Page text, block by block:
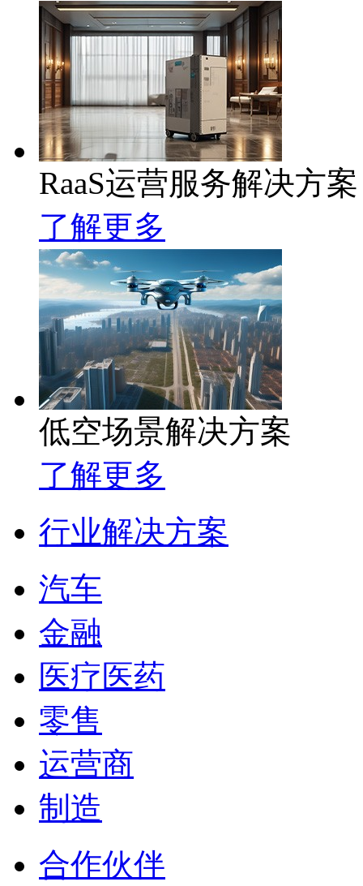
RaaS运营服务解决方案
了解更多
低空场景解决方案
了解更多
行业解决方案
汽车
金融
医疗医药
零售
运营商
制造
合作伙伴